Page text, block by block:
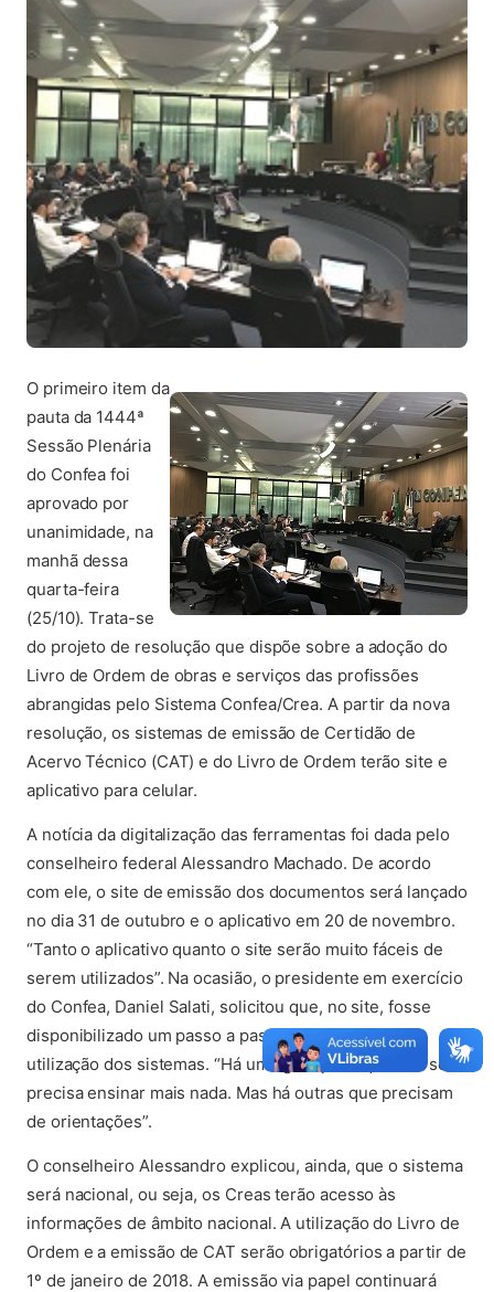
O primeiro item da
pauta da 1444ª
Sessão Plenária
do Confea foi
aprovado por
unanimidade, na
manhã dessa
quarta-feira
(25/10). Trata-se
do projeto de resolução que dispõe sobre a adoção do
Livro de Ordem de obras e serviços das profissões
abrangidas pelo Sistema Confea/Crea. A partir da nova
resolução, os sistemas de emissão de Certidão de
Acervo Técnico (CAT) e do Livro de Ordem terão site e
aplicativo para celular.
A notícia da digitalização das ferramentas foi dada pelo
conselheiro federal Alessandro Machado. De acordo
com ele, o site de emissão dos documentos será lançado
no dia 31 de outubro e o aplicativo em 20 de novembro.
“Tanto o aplicativo quanto o site serão muito fáceis de
serem utilizados”. Na ocasião, o presidente em exercício
do Confea, Daniel Salati, solicitou que, no site, fosse
disponibilizado um passo a passo didático sobre a
utilização dos sistemas. “Há uma geração a que não se
precisa ensinar mais nada. Mas há outras que precisam
de orientações”.
O conselheiro Alessandro explicou, ainda, que o sistema
será nacional, ou seja, os Creas terão acesso às
informações de âmbito nacional. A utilização do Livro de
Ordem e a emissão de CAT serão obrigatórios a partir de
1º de janeiro de 2018. A emissão via papel continuará